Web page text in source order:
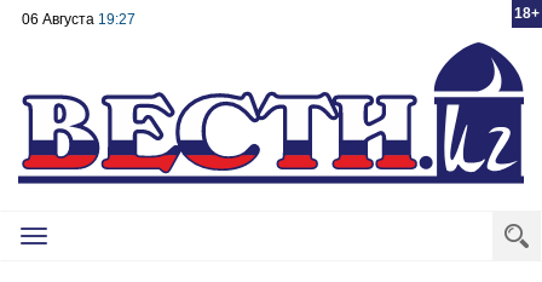
18+
06 Августа 19:27
Toggle